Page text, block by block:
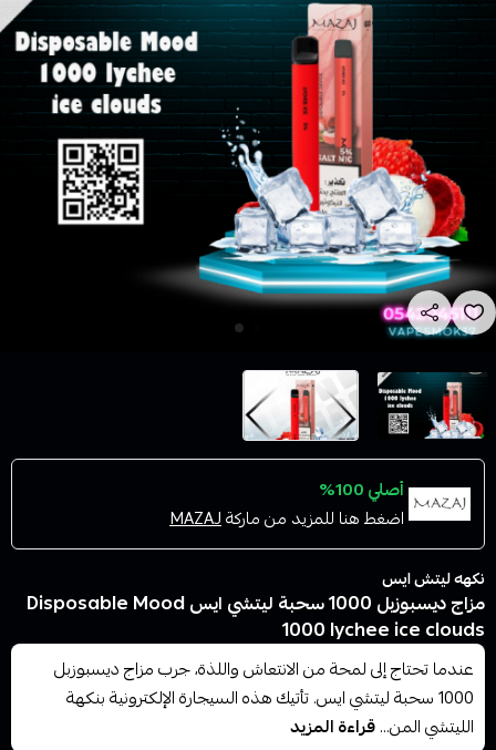
أصلي 100%
اضغط هنا للمزيد من ماركةMAZAJ
نكهه ليتش ايس
مزاج ديسبوزبل 1000 سحبة ليتشي ايس Disposable Mood
1000 lychee ice clouds
عندما تحتاج إلى لمحة من الانتعاش واللذة، جرب مزاج ديسبوزبل
1000 سحبة ليتشي ايس. تأتيك هذه السيجارة الإلكترونية بنكهة
الليتشي المن...قراءة المزيد